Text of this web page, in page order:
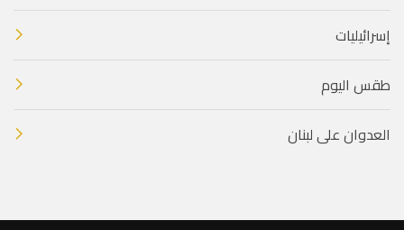
إسرائيليات
طقس اليوم
العدوان على لبنان